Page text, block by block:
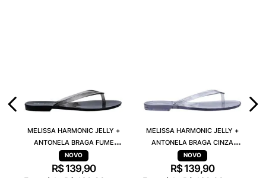
MELISSA HARMONIC JELLY +
ANTONELA BRAGA FUME
TRANSPARENTE 38263
R$ 139,90
MELISSA HARMONIC JELLY +
ANTONELA BRAGA CINZA
TRANSPARENTE 38263
R$ 139,90